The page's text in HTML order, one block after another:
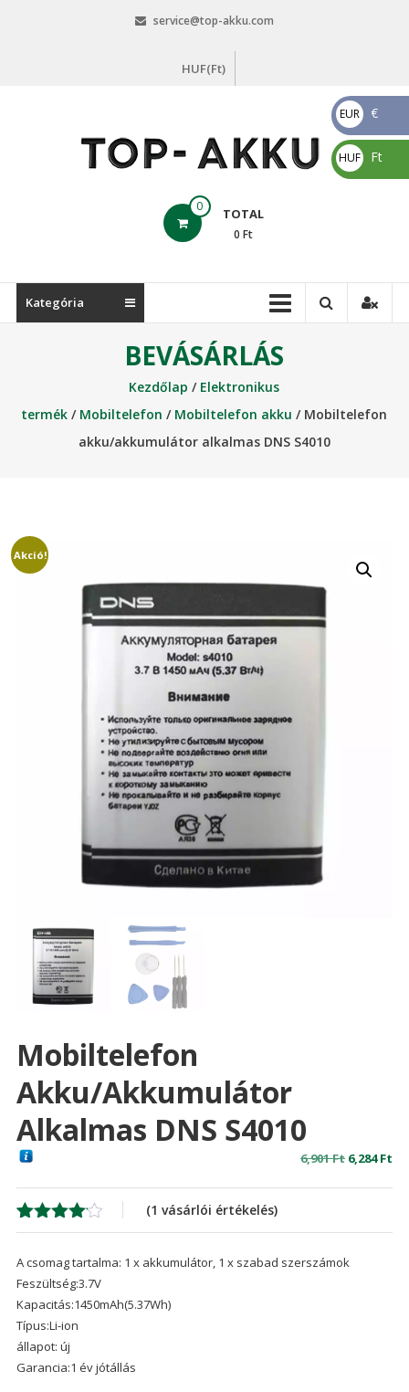
service@top-akku.com
HUF(Ft)
akku.com
0 TOTAL
0 Ft
Kategória
BEVÁSÁRLÁS
Kezdőlap / Elektronikus
termék / Mobiltelefon / Mobiltelefon akku / Mobiltelefon
akku/akkumulátor alkalmas DNS S4010
Akció!
Mobiltelefon
Akku/akkumulátor
Alkalmas DNS S4010
6,901Ft Original
6,284Ft
Értékelés
5-ből,
1
értékelés
alapján
(1 vásárlói értékelés)
A csomag tartalma: 1 x akkumulátor, 1 x szabad szerszámok
Feszültség:3.7V
Kapacitás:1450mAh(5.37Wh)
Típus:Li-ion
állapot: új
Garancia:1 év jótállás
EUR
€
€
HUF
Ft
Ft